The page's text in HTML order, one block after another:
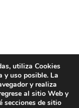
utiliza Cookies
y uso posible. La
y realiza
al sitio Web y
secciones de sitio